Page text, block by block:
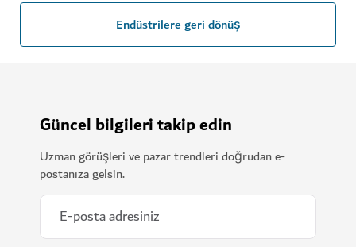
Endüstrilere geri dönüş
Güncel bilgileri takip edin
Uzman görüşleri ve pazar trendleri doğrudan e-
postanıza gelsin.